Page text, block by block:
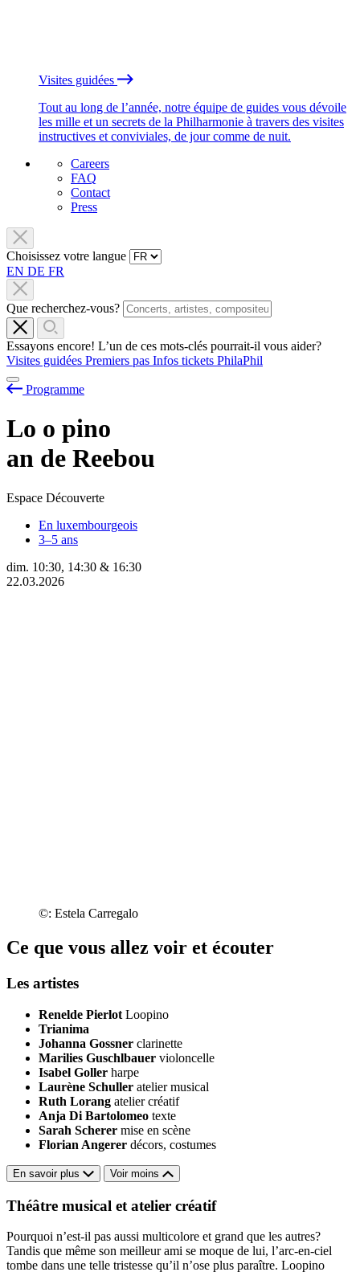
Visites guidées
Tout au long de l’année, notre équipe de guides vous dévoile
les mille et un secrets de la Philharmonie à travers des visites
instructives et conviviales, de jour comme de nuit.
Careers
FAQ
Contact
Press
Choisissez votre langue
EN DE FR
Que recherchez-vous?
Essayons encore! L’un de ces mots-clés pourrait-il vous aider?
Visites guidées Premiers pas Infos tickets PhilaPhil
Programme
Lo o pino
an de Reebou
Espace Découverte
En luxembourgeois
3–5 ans
dim. 10:30, 14:30 & 16:30
22.03.2026
©: Estela Carregalo
Ce que vous allez voir et écouter
Les artistes
Renelde Pierlot Loopino
Trianima
Johanna Gossner clarinette
Marilies Guschlbauer violoncelle
Isabel Goller harpe
Laurène Schuller atelier musical
Ruth Lorang atelier créatif
Anja Di Bartolomeo texte
Sarah Scherer mise en scène
Florian Angerer décors, costumes
En savoir plus Voir moins
Théâtre musical et atelier créatif
Pourquoi n’est-il pas aussi multicolore et grand que les autres?
Tandis que même son meilleur ami se moque de lui, l’arc-en-ciel
tombe dans une telle tristesse qu’il n’ose plus paraître. Loopino